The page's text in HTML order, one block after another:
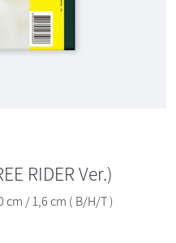
RIDER Ver.)
cm / 1,6 cm ( B/H/T )